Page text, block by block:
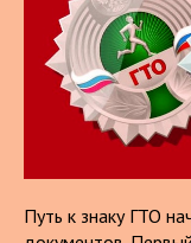
Путь к знаку ГТО